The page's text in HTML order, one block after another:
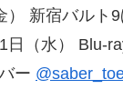
） 新宿バルト
日（水） Blu-
ー